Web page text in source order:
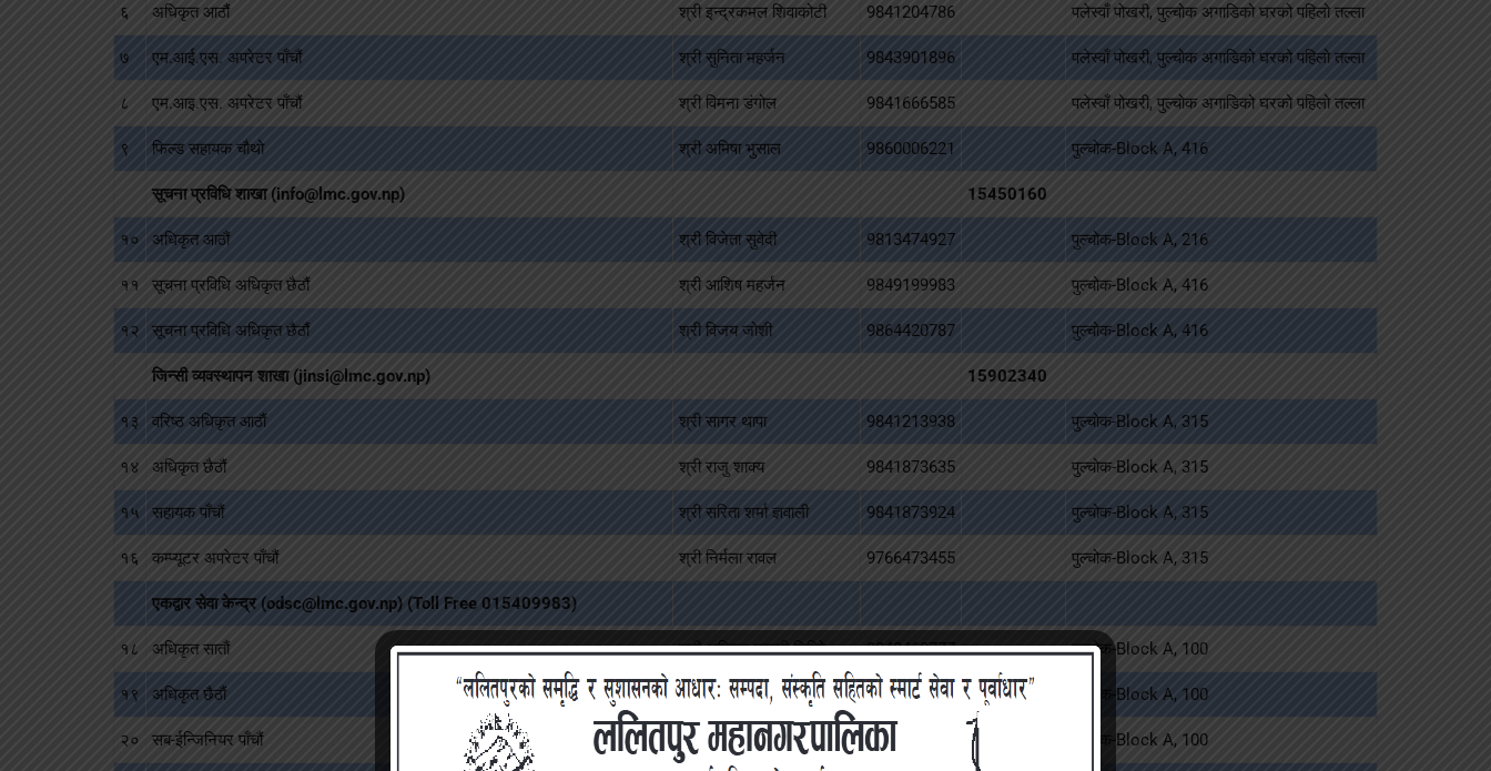
६ अधिकृत आठौं श्री इन्द्रकमल शिवाकोटी 9841204786 पलेस्वाँ पोखरी, पुल्चोक अगाडिको घरको पहिलो तल्ला
७ एम.आई.एस. अपरेटर पाँचौं श्री सुनिता महर्जन 9843901896 पलेस्वाँ पोखरी, पुल्चोक अगाडिको घरको पहिलो तल्ला
८ एम.आइ.एस. अपरेटर पाँचौं श्री विमना डंगोल 9841666585 पलेस्वाँ पोखरी, पुल्चोक अगाडिको घरको पहिलो तल्ला
९ फिल्ड सहायक चौथो श्री अमिषा भुसाल 9860006221 पुल्चोक-Block A, 416
सूचना प्रविधि शाखा (info@lmc.gov.np) 15450160
१० अधिकृत आठौं श्री विजेता सुवेदी 9813474927 पुल्चोक-Block A, 216
११ सूचना प्रविधि अधिकृत छैठौं श्री आशिष महर्जन 9849199983 पुल्चोक-Block A, 416
१२ सूचना प्रविधि अधिकृत छैठौं श्री विजय जोशी 9864420787 पुल्चोक-Block A, 416
जिन्सी व्यवस्थापन शाखा (jinsi@lmc.gov.np) 15902340
१३ वरिष्ठ अधिकृत आठौं श्री सागर थापा 9841213938 पुल्चोक-Block A, 315
१४ अधिकृत छैठौं श्री राजु शाक्य 9841873635 पुल्चोक-Block A, 315
१५ सहायक पाँचौं श्री सरिता शर्मा ज्ञवाली 9841873924 पुल्चोक-Block A, 315
१६ कम्प्यूटर अपरेटर पाँचौं श्री निर्मला रावल 9766473455 पुल्चोक-Block A, 315
एकद्वार सेवा केन्द्र (odsc@lmc.gov.np) (Toll Free 015409983)
१८ अधिकृत सातौं श्री अम्बिका कुमारी घिमिरे 9843468777 पुल्चोक-Block A, 100
१९ अधिकृत छैठौं श्री उमा श्रेष्ठ 9852671035 पुल्चोक-Block A, 100
२० सब-ईन्जिनियर पाँचौं श्री दिब्या देवकोटा 9858062147 पुल्चोक-Block A, 100